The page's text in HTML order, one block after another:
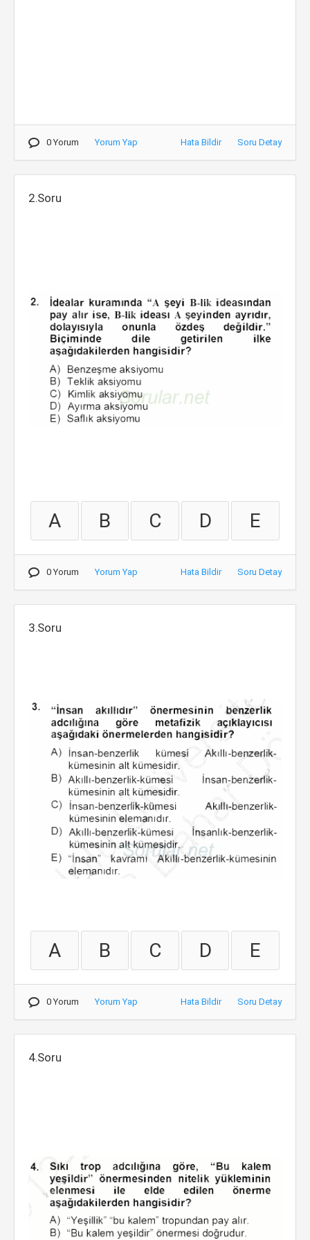
0 Yorum Yorum Yap Hata Bildir Soru Detay
2.Soru
A B C D E
0 Yorum Yorum Yap Hata Bildir Soru Detay
3.Soru
A B C D E
0 Yorum Yorum Yap Hata Bildir Soru Detay
4.Soru